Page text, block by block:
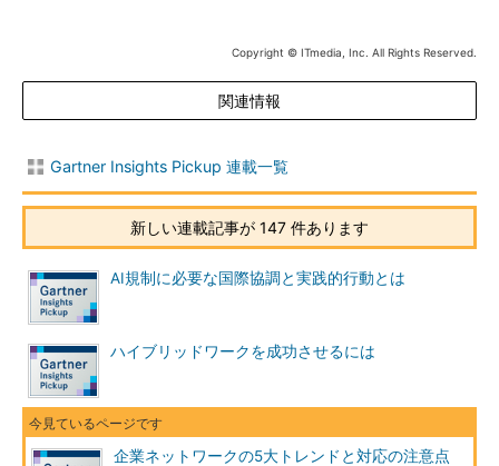
Copyright © ITmedia, Inc. All Rights Reserved.
関連情報
Gartner Insights Pickup 連載一覧
新しい連載記事が 147 件あります
AI規制に必要な国際協調と実践的行動とは
ハイブリッドワークを成功させるには
企業ネットワークの5大トレンドと対応の注意点